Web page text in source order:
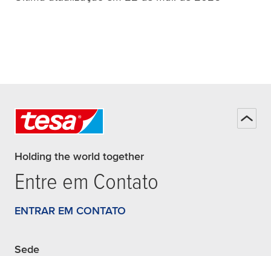
Holding the world together
Entre em Contato
ENTRAR EM CONTATO
Sede